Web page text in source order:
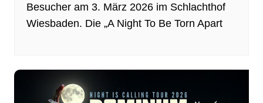
Besucher am 3. März 2026 im Schlachthof
Wiesbaden. Die „A Night To Be Torn Apart